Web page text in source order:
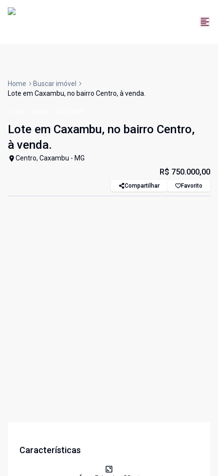
Home
Buscar imóvel
Lote em Caxambu, no bairro Centro, à venda.
Lote em Caxambu, no bairro Centro,
à venda.
Centro, Caxambu - MG
R$ 750.000,00
Compartilhar Favorito
Características